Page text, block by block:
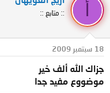
:: متابع ::
18 سبتمبر 2009
جزاك الله ألف خير
موضووع مفيد جدا